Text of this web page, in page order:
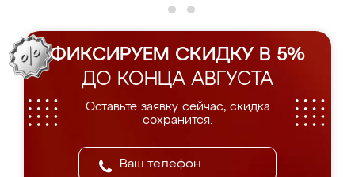
ФИКСИРУЕМ СКИДКУ В 5%
ДО КОНЦА АВГУСТА
Оставьте заявку сейчас, скидка
сохранится.